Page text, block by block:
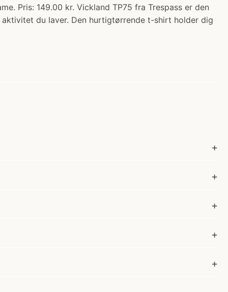
Pris: 149.00 kr. Vickland TP75 fra Trespass er den
du laver. Den hurtigtørrende t-shirt holder dig